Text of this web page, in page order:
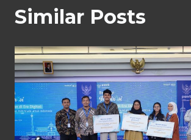
Similar Posts